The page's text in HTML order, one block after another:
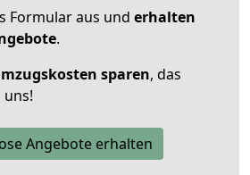
Formular aus und erhalten
.
sparen, das
Angebote erhalten